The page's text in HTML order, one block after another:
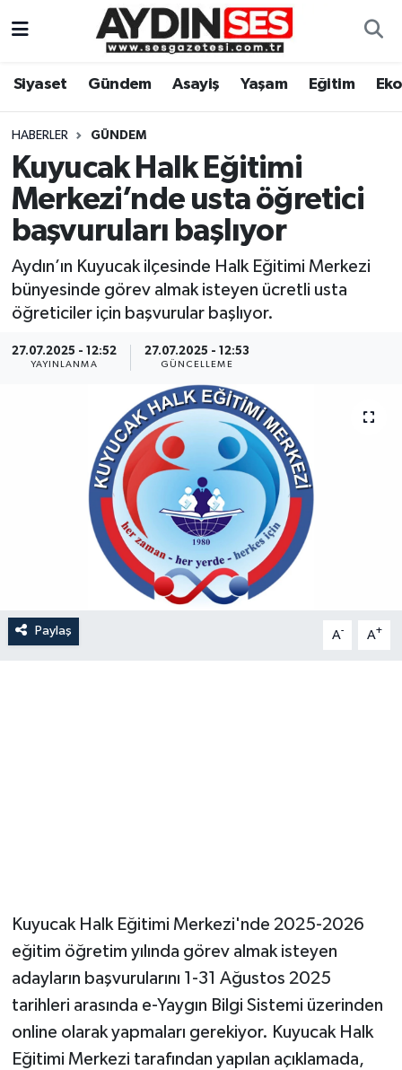
Siyaset Gündem Asayiş Yaşam Eğitim
HABERLER GÜNDEM
Kuyucak Halk Eğitimi
Merkezi’nde usta öğretici
başvuruları başlıyor
Aydın’ın Kuyucak ilçesinde Halk Eğitimi Merkezi
bünyesinde görev almak isteyen ücretli usta
öğreticiler için başvurular başlıyor.
27.07.2025 - 12:52
YAYINLANMA
27.07.2025 - 12:53
GÜNCELLEME
Paylaş A- A+
Kuyucak Halk Eğitimi Merkezi'nde 2025-2026
eğitim öğretim yılında görev almak isteyen
adayların başvurularını 1-31 Ağustos 2025
tarihleri arasında e-Yaygın Bilgi Sistemi üzerinden
online olarak yapmaları gerekiyor. Kuyucak Halk
Eğitimi Merkezi tarafından yapılan açıklamada,
Gündem
Siyaset
Ekonomi
Eğitim
Kültür Sanat
Aydın Hava Durumu
Aydin Namaz Vakitleri
Aydın Trafik Yoğunluk Haritası
Süper Lig Puan Durumu ve Fikstür
Tüm Manşetler
Son Dakika Haberleri